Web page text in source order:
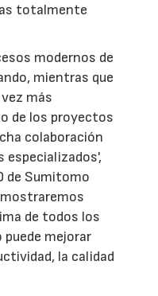
totalmente
modernos de
mientras que
más
de los proyectos
colaboración
de Sumitomo
mostraremos
de todos los
mejorar
la calidad